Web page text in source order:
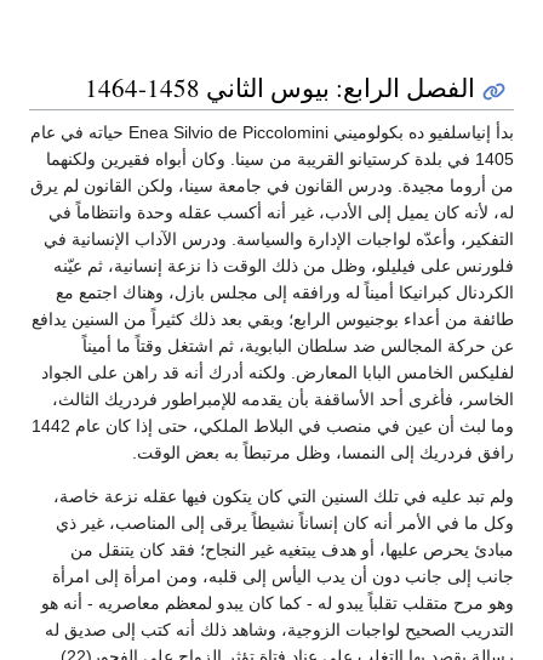
الفصل الرابع: بيوس الثاني 1458-1464
بدأ إنياسلفيو ده بكولوميني Enea Silvio de Piccolomini حياته في عام
1405 في بلدة كرستيانو القريبة من سينا. وكان أبواه فقيرين ولكنهما
من أروما مجيدة. ودرس القانون في جامعة سينا، ولكن القانون لم يرق
له، لأنه كان يميل إلى الأدب، غير أنه أكسب عقله وحدة وانتظاماً في
التفكير، وأعدّه لواجبات الإدارة والسياسة. ودرس الآداب الإنسانية في
فلورنس على فيليلو، وظل من ذلك الوقت ذا نزعة إنسانية، ثم عيّنه
الكردنال كبرانيكا أميناً له ورافقه إلى مجلس بازل، وهناك اجتمع مع
طائفة من أعداء بوجنيوس الرابع؛ وبقي بعد ذلك كثيراً من السنين يدافع
عن حركة المجالس ضد سلطان البابوية، ثم اشتغل وقتاً ما أميناً
لفليكس الخامس البابا المعارض. ولكنه أدرك أنه قد راهن على الجواد
الخاسر، فأغرى أحد الأساقفة بأن يقدمه للإمبراطور فردريك الثالث،
وما لبث أن عين في منصب في البلاط الملكي، حتى إذا كان عام 1442
رافق فردريك إلى النمسا، وظل مرتبطاً به بعض الوقت.
ولم تبد عليه في تلك السنين التي كان يتكون فيها عقله نزعة خاصة،
وكل ما في الأمر أنه كان إنساناً نشيطاً يرقى إلى المناصب، غير ذي
مبادئ يحرص عليها، أو هدف يبتغيه غير النجاح؛ فقد كان يتنقل من
جانب إلى جانب دون أن يدب اليأس إلى قلبه، ومن امرأة إلى امرأة
وهو مرح متقلب تقلباً يبدو له - كما كان يبدو لمعظم معاصريه - أنه هو
التدريب الصحيح لواجبات الزوجية، وشاهد ذلك أنه كتب إلى صديق له